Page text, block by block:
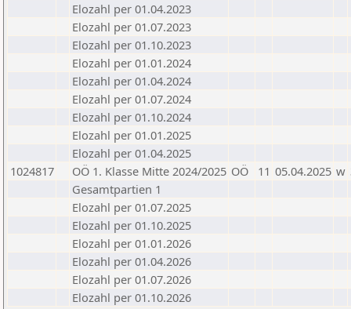
Elozahl per 01.04.2023
Elozahl per 01.07.2023
Elozahl per 01.10.2023
Elozahl per 01.01.2024
Elozahl per 01.04.2024
Elozahl per 01.07.2024
Elozahl per 01.10.2024
Elozahl per 01.01.2025
Elozahl per 01.04.2025
1024817
OÖ 1. Klasse Mitte 2024/2025 OÖ 11 05.04.2025 w
Gesamtpartien 1
Elozahl per 01.07.2025
Elozahl per 01.10.2025
Elozahl per 01.01.2026
Elozahl per 01.04.2026
Elozahl per 01.07.2026
Elozahl per 01.10.2026